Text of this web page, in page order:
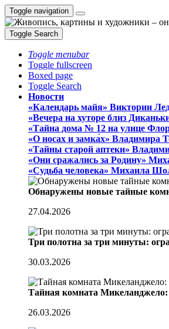
Toggle navigation
Toggle Search
Toggle menubar
Toggle fullscreen
Boxed page
Toggle Search
Новости
«Календарь майя» Виктории
«Вечера на хуторе близ
«Тайна дома № 12 на улице
«О носах и замка́х» Владимира
«Тайны старой аптеки»
«Они сражались за Родину»
«Судьба человека» Михаила
Обнаружены новые тайные
27.04.2026
Три полотна за три минуты:
30.03.2026
Тайная комната Микеланджело:
26.03.2026